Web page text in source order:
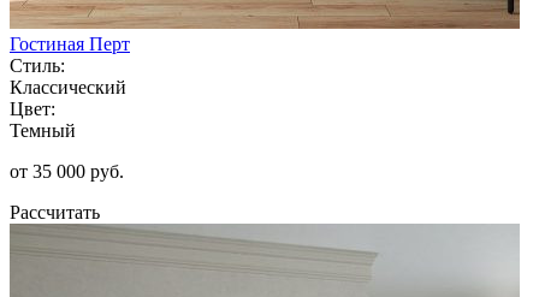
Гостиная Перт
Стиль:
Классический
Цвет:
Темный
от 35 000 руб.
Рассчитать